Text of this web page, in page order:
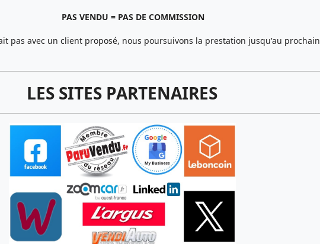
PAS VENDU = PAS DE COMMISSION
avec un client proposé, nous poursuivons la prestation jusqu'au prochain
LES SITES PARTENAIRES